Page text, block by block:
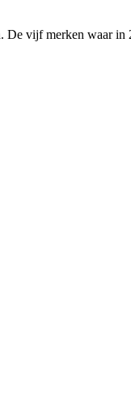
vijf merken waar in